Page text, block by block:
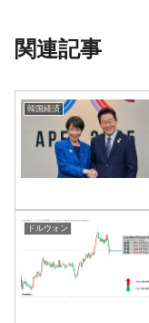
関連記事
韓国経済
ドルウォン